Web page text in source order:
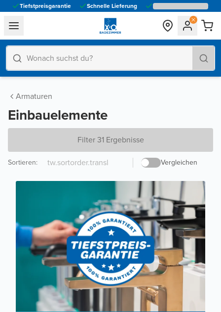
Tiefstpreisgarantie Schnelle Lieferung
general.navigation.toggle_menu.label
Armaturen
Einbauelemente
Filter 31 Ergebnisse
Vergleichen
Sortieren: